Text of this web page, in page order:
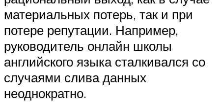
материальных потерь, так и при
потере репутации. Например,
руководитель онлайн школы
английского языка сталкивался со
случаями слива данных
неоднократно.